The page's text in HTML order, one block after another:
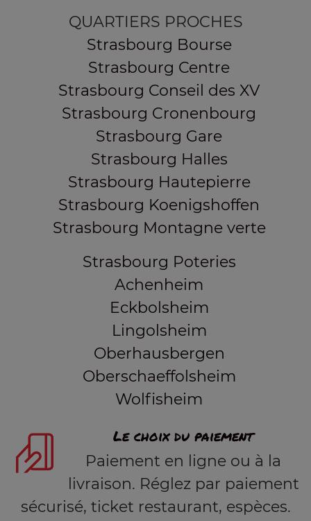
QUARTIERS PROCHES
Strasbourg Bourse
Strasbourg Centre
Strasbourg Conseil des XV
Strasbourg Cronenbourg
Strasbourg Gare
Strasbourg Halles
Strasbourg Hautepierre
Strasbourg Koenigshoffen
Strasbourg Montagne verte
Strasbourg Poteries
Achenheim
Eckbolsheim
Lingolsheim
Oberhausbergen
Oberschaeffolsheim
Wolfisheim
Le choix du paiement
Paiement en ligne ou à la
livraison. Réglez par paiement
sécurisé, ticket restaurant, espèces.